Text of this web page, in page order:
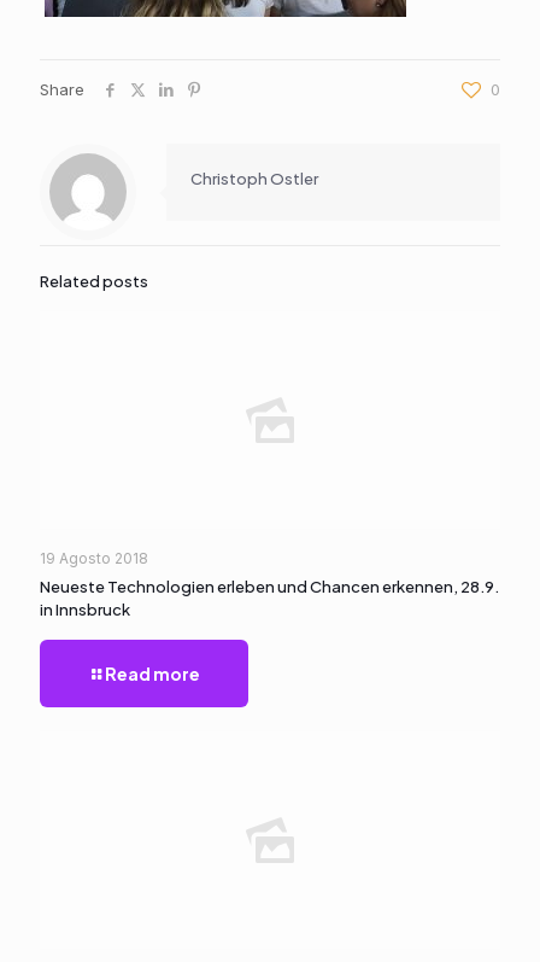
Share 0
Christoph Ostler
Related posts
19 Agosto 2018
Neueste Technologien erleben und Chancen erkennen, 28.9.
in Innsbruck
Read more